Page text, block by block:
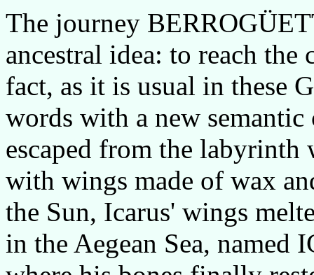
The journey
ancestral idea: to reach
fact, as it is usual in these
words with a new
escaped from the labyrinth
with wings made of wax
the Sun, Icarus' wings
in the Aegean Sea, named